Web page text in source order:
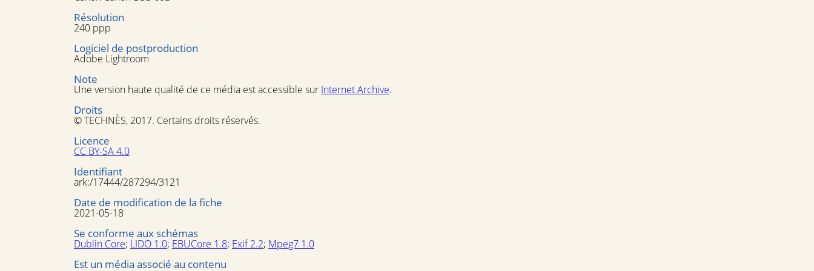
Résolution
240 ppp
Logiciel de postproduction
Adobe Lightroom
Note
Une version haute qualité de ce média est accessible sur Internet Archive.
Droits
© TECHNÈS, 2017. Certains droits réservés.
Licence
CC BY-SA 4.0
Identifiant
ark:/17444/287294/3121
Date de modification de la fiche
2021-05-18
Se conforme aux schémas
Dublin Core; LIDO 1.0; EBUCore 1.8; Exif 2.2; Mpeg7 1.0
Est un média associé au contenu